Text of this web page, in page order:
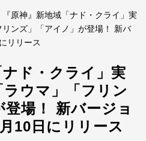
『原神』新地域「ナド・クライ」実
ンズ」「アイノ」が登場！ 新バ
リリース
ナド・クライ」実
ウマ」「フリン
場！ 新バージョ
10日にリリース